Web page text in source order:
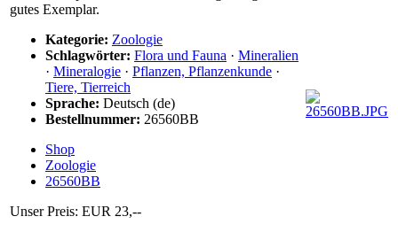
gutes Exemplar.
Kategorie: Zoologie
Schlagwörter: Flora und Fauna · Mineralien
· Mineralogie · Pflanzen, Pflanzenkunde ·
Tiere, Tierreich
Sprache: Deutsch (de)
Bestellnummer: 26560BB
Shop
Zoologie
26560BB
Unser Preis: EUR 23,--